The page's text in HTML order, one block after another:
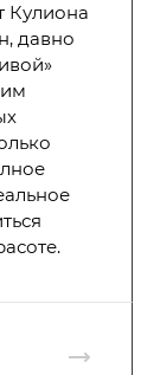
Кулиона
давно